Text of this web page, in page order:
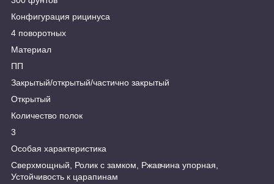
Конфигурация рицинуса
4 поворотных
Материал
ПП
Закрытый/открытый/частично закрытый
Открытый
Количество полок
3
Особая характеристика
Сверхмощный, Ролик с замком, Ржавчина упорная,
Устойчивость к царапинам